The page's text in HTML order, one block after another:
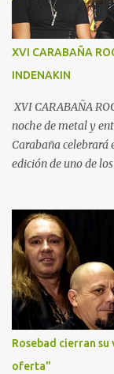
guitarras afiladas.
una distendida
bajo) y Ray
batería. En esta
guitarra y así
XVI CARABAÑA
INDENAKIN
XVI CARABAÑA
noche de metal y
Carabaña celebrará
edición de uno de
nacional en la
señas de identidad
gratuita.
Rosebad cierran
oferta"